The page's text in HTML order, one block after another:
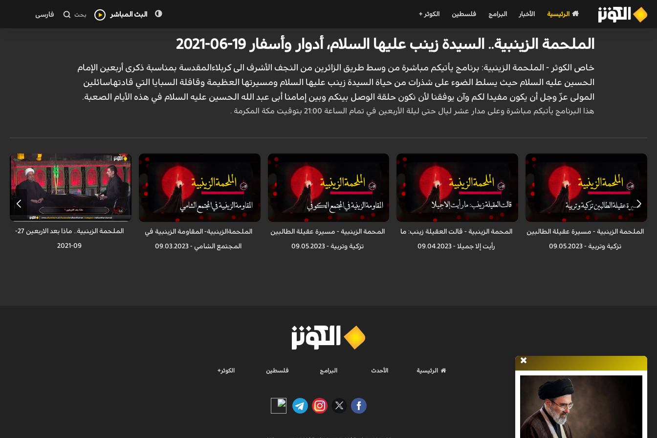
الرئيسية الأخبار البرامج فلسطين الكوثر + البث المباشر بحث فارسی
الملحمة الزينبية.. السيدة زينب عليها السلام، أدوار وأسفار 19-06-2021
خاص الكوثر - الملحمة الزينبية: برنامج یأتیکم مباشرة من وسط طریق الزائرین من النجف الأشرف الی کربلاءالمقدسة بمناسبة ذکری أربعین الإمام
الحسین علیه السلام حیث یسلط الضوء علی شذرات من حیاة السیدة زینب علیها السلام ومسیرتها العظیمة وقافلة السبایا التي قادتهاسائلین
المولی عزّ وجل أن یکون مفیدا لکم وآن یوفقنا لأن نکون حلقة الوصل بینکم وبین إمامنا أبی عبد الله الحسین علیه السلام في هذه الأیام الصعبة.
هذا البرنامج یأتیکم مباشرة وعلی مدار عشر لیال حتی لیلة الأربعین في تمام الساعة 21:00 بتوقيت مكة المكرمة .
الملحمة الزينبية - مسيرة عقيلة الطالبين
تزكية وتربية - 09.05.2023
المحمة الزينبية - قالت العقيلة زينب: ما
رأيت إلا جميلا - 09.04.2023
المحمة الزينبية - مسيرة عقيلة الطالبين
تزكية وتربية - 09.05.2023
الملحمةالزينبية- المقاومة الزينبية في
المجتمع الشامي - 09.03.2023
یسلط الضوء علی شذرات من حیاة السیدة
زینب علیها السلام ومسیرتها العظیمة
وقافلة السبایا التي قادتهاسائلین المولی عزّ
وجل أن یکون مفیدا لکم وآن یوفقنا لأن نکون
حلقة الوصل بینکم وبین إمامنا أبی عبد الله
الحسین علیه السلام في هذه الأیام الصعبة.
الملحمة الزينبية.. ماذا بعد الاربعين 27-
09-2021
الرئيسية الأحدث البرامج فلسطين الكوثر+